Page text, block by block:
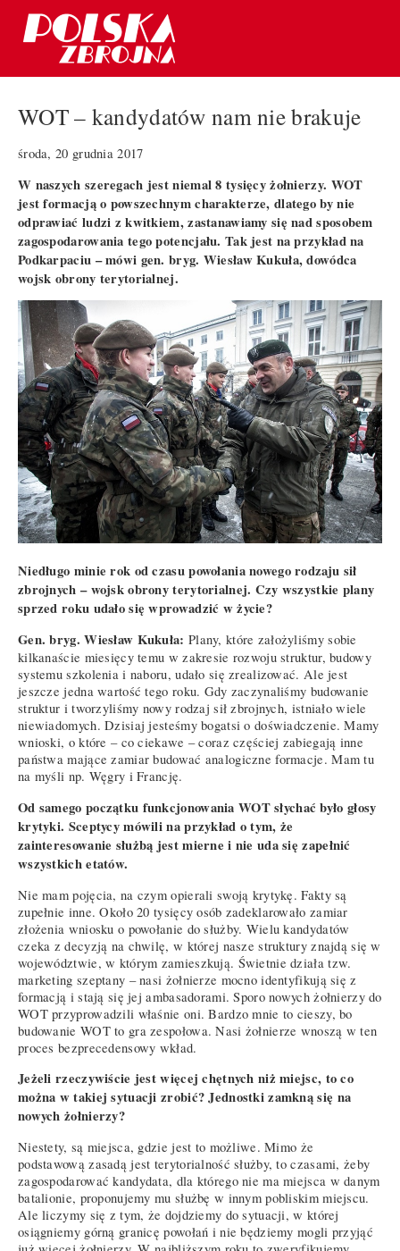
WOT – kandydatów nam nie brakuje
środa, 20 grudnia 2017
W naszych szeregach jest niemal 8 tysięcy żołnierzy. WOT
jest formacją o powszechnym charakterze, dlatego by nie
odprawiać ludzi z kwitkiem, zastanawiamy się nad sposobem
zagospodarowania tego potencjału. Tak jest na przykład na
Podkarpaciu – mówi gen. bryg. Wiesław Kukuła, dowódca
wojsk obrony terytorialnej.
Niedługo minie rok od czasu powołania nowego rodzaju sił
zbrojnych – wojsk obrony terytorialnej. Czy wszystkie plany
sprzed roku udało się wprowadzić w życie?
Gen. bryg. Wiesław Kukuła: Plany, które założyliśmy sobie
kilkanaście miesięcy temu w zakresie rozwoju struktur, budowy
systemu szkolenia i naboru, udało się zrealizować. Ale jest
jeszcze jedna wartość tego roku. Gdy zaczynaliśmy budowanie
struktur i tworzyliśmy nowy rodzaj sił zbrojnych, istniało wiele
niewiadomych. Dzisiaj jesteśmy bogatsi o doświadczenie. Mamy
wnioski, o które – co ciekawe – coraz częściej zabiegają inne
państwa mające zamiar budować analogiczne formacje. Mam tu
na myśli np. Węgry i Francję.
Od samego początku funkcjonowania WOT słychać było głosy
krytyki. Sceptycy mówili na przykład o tym, że
zainteresowanie służbą jest mierne i nie uda się zapełnić
wszystkich etatów.
Nie mam pojęcia, na czym opierali swoją krytykę. Fakty są
zupełnie inne. Około 20 tysięcy osób zadeklarowało zamiar
złożenia wniosku o powołanie do służby. Wielu kandydatów
czeka z decyzją na chwilę, w której nasze struktury znajdą się w
województwie, w którym zamieszkują. Świetnie działa tzw.
marketing szeptany – nasi żołnierze mocno identyfikują się z
formacją i stają się jej ambasadorami. Sporo nowych żołnierzy do
WOT przyprowadzili właśnie oni. Bardzo mnie to cieszy, bo
budowanie WOT to gra zespołowa. Nasi żołnierze wnoszą w ten
proces bezprecedensowy wkład.
Jeżeli rzeczywiście jest więcej chętnych niż miejsc, to co
można w takiej sytuacji zrobić? Jednostki zamkną się na
nowych żołnierzy?
Niestety, są miejsca, gdzie jest to możliwe. Mimo że
podstawową zasadą jest terytorialność służby, to czasami, żeby
zagospodarować kandydata, dla którego nie ma miejsca w danym
batalionie, proponujemy mu służbę w innym pobliskim miejscu.
Ale liczymy się z tym, że dojdziemy do sytuacji, w której
osiągniemy górną granicę powołań i nie będziemy mogli przyjąć